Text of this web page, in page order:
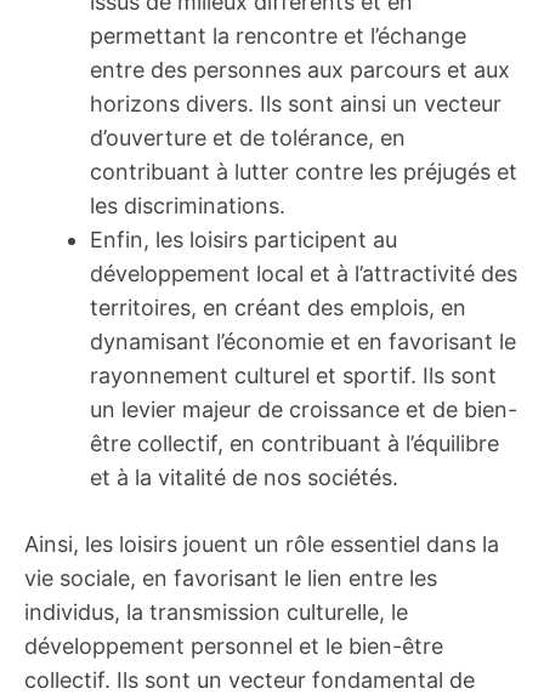
permettant la rencontre et l’échange
entre des personnes aux parcours et aux
horizons divers. Ils sont ainsi un vecteur
d’ouverture et de tolérance, en
contribuant à lutter contre les préjugés et
les discriminations.
Enfin, les loisirs participent au
développement local et à l’attractivité des
territoires, en créant des emplois, en
dynamisant l’économie et en favorisant le
rayonnement culturel et sportif. Ils sont
un levier majeur de croissance et de bien-
être collectif, en contribuant à l’équilibre
et à la vitalité de nos sociétés.
Ainsi, les loisirs jouent un rôle essentiel dans la
vie sociale, en favorisant le lien entre les
individus, la transmission culturelle, le
développement personnel et le bien-être
collectif. Ils sont un vecteur fondamental de